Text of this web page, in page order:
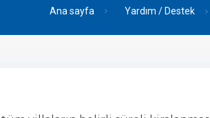
Ana sayfa Yardım / Destek